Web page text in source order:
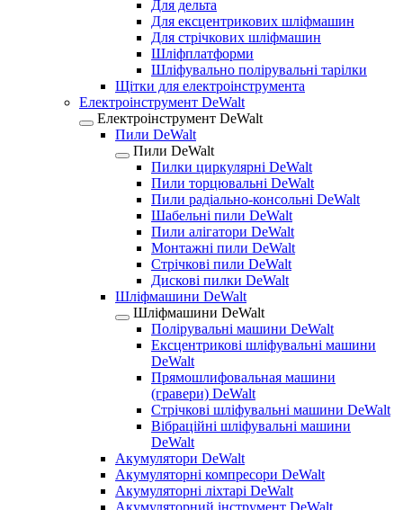
Для дельта
Для ексцентрикових шліфмашин
Для стрічкових шліфмашин
Шліфплатформи
Шліфувально полірувальні тарілки
Щітки для електроінструмента
Електроінструмент DeWalt
Електроінструмент DeWalt
Пили DeWalt
Пили DeWalt
Пилки циркулярні DeWalt
Пили торцювальні DeWalt
Пили радіально-консольні DeWalt
Шабельні пили DeWalt
Пили алігатори DeWalt
Монтажні пили DeWalt
Стрічкові пили DeWalt
Дискові пилки DeWalt
Шліфмашини DeWalt
Шліфмашини DeWalt
Полірувальні машини DeWalt
Ексцентрикові шліфувальні машини
DeWalt
Прямошлифовальная машини
(гравери) DeWalt
Стрічкові шліфувальні машини DeWalt
Вібраційні шліфувальні машини
DeWalt
Акумулятори DeWalt
Акумуляторні компресори DeWalt
Акумуляторні ліхтарі DeWalt
Акумуляторний інструмент DeWalt